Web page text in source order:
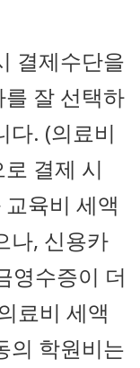
결제수단을
잘 선택하
다. (의료비
결제 시
육비 세액
나, 신용카
영수증이 더
료비 세액
의 학원비는